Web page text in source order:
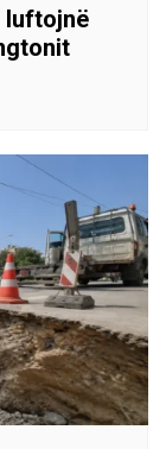
luftojnë